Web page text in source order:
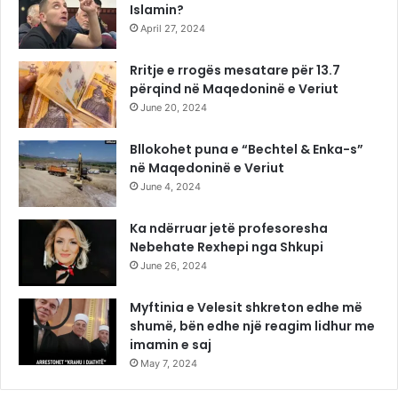
Islamin?
April 27, 2024
Rritje e rrogës mesatare për 13.7
përqind në Maqedoninë e Veriut
June 20, 2024
Bllokohet puna e “Bechtel & Enka-s”
në Maqedoninë e Veriut
June 4, 2024
Ka ndërruar jetë profesoresha
Nebehate Rexhepi nga Shkupi
June 26, 2024
Myftinia e Velesit shkreton edhe më
shumë, bën edhe një reagim lidhur me
imamin e saj
May 7, 2024